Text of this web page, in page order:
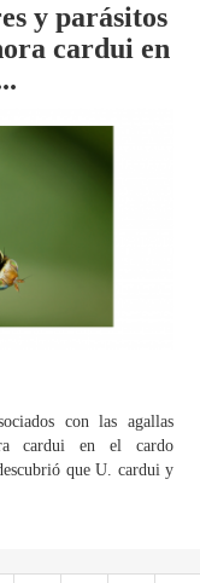
y parásitos
cardui en
con las agallas
cardui en el cardo
que U. cardui y